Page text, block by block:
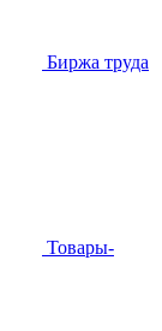
Биржа труда
Товары-